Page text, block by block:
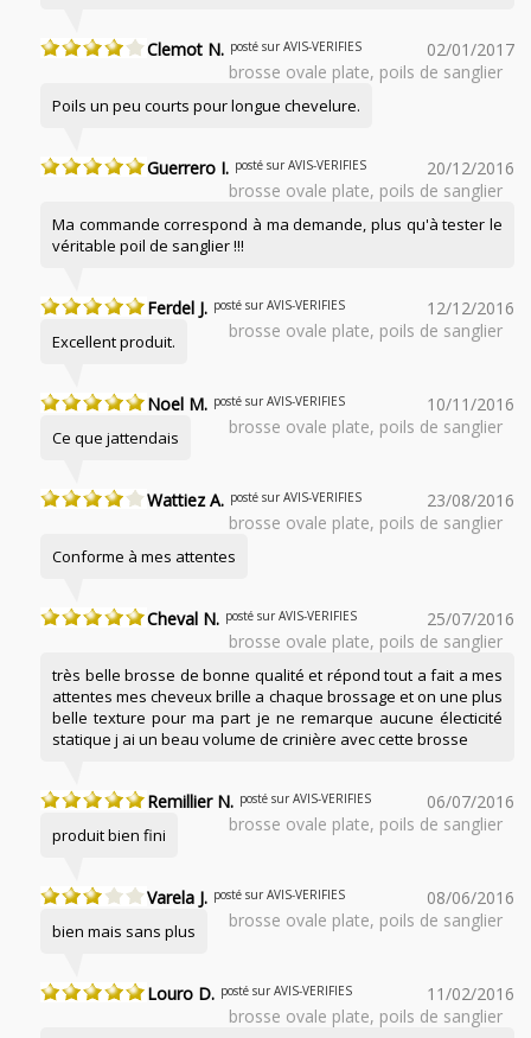
Clemot N. posté sur AVIS-VERIFIES
02/01/2017
brosse ovale plate, poils de sanglier
Poils un peu courts pour longue chevelure.
Guerrero I. posté sur AVIS-VERIFIES
20/12/2016
brosse ovale plate, poils de sanglier
Ma commande correspond à ma demande, plus qu'à tester le
véritable poil de sanglier !!!
Ferdel J. posté sur AVIS-VERIFIES
12/12/2016
brosse ovale plate, poils de sanglier
Excellent produit.
Noel M. posté sur AVIS-VERIFIES
10/11/2016
brosse ovale plate, poils de sanglier
Ce que jattendais
Wattiez A. posté sur AVIS-VERIFIES
23/08/2016
brosse ovale plate, poils de sanglier
Conforme à mes attentes
Cheval N. posté sur AVIS-VERIFIES
25/07/2016
brosse ovale plate, poils de sanglier
très belle brosse de bonne qualité et répond tout a fait a mes
attentes mes cheveux brille a chaque brossage et on une plus
belle texture pour ma part je ne remarque aucune électicité
statique j ai un beau volume de crinière avec cette brosse
Remillier N. posté sur AVIS-VERIFIES
06/07/2016
brosse ovale plate, poils de sanglier
produit bien fini
Varela J. posté sur AVIS-VERIFIES
08/06/2016
brosse ovale plate, poils de sanglier
bien mais sans plus
Louro D. posté sur AVIS-VERIFIES
11/02/2016
brosse ovale plate, poils de sanglier